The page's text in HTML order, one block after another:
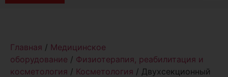
Главная / Медицинское
оборудование / Физиотерапия, реабилитация и
косметология / Косметология / Двухсекционный